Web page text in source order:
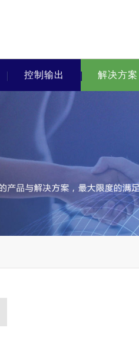
控制输出 解决方案